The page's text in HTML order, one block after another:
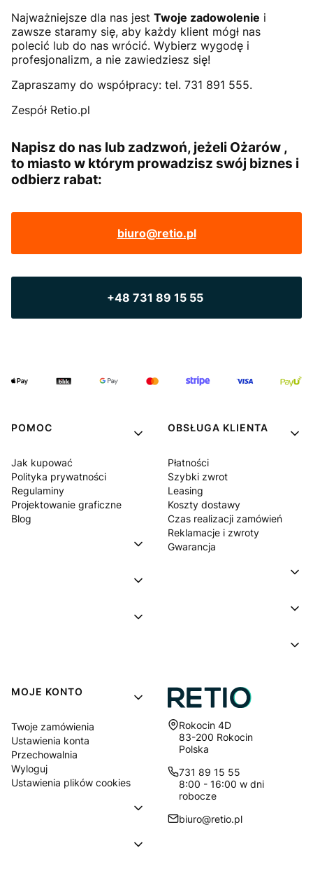
Najważniejsze dla nas jest Twoje zadowolenie i
zawsze staramy się, aby każdy klient mógł nas
polecić lub do nas wrócić. Wybierz wygodę i
profesjonalizm, a nie zawiedziesz się!
Zapraszamy do współpracy: tel. 731 891 555.
Zespół Retio.pl
Napisz do nas lub zadzwoń, jeżeli Ożarów ,
to miasto w którym prowadzisz swój biznes i
odbierz rabat:
biuro@retio.pl
+48 731 89 15 55
POMOC
Jak kupować
Polityka prywatności
Regulaminy
Projektowanie graficzne
Blog
OBSŁUGA KLIENTA
Płatności
Szybki zwrot
Leasing
Koszty dostawy
Czas realizacji zamówień
Reklamacje i zwroty
Gwarancja
MOJE KONTO
Twoje zamówienia
Ustawienia konta
Przechowalnia
Wyloguj
Ustawienia plików cookies
Adres:
Rokocin 4D
83-200 Rokocin
Polska
731 89 15 55
8:00 - 16:00 w dni
robocze
biuro@retio.pl